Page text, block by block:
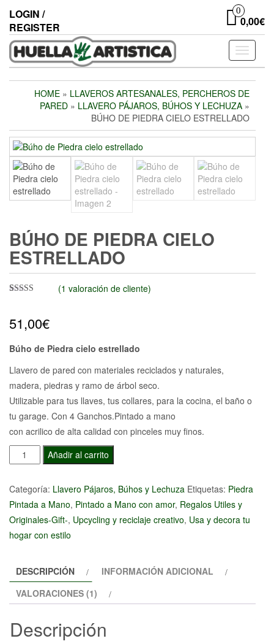
the
content
LOGIN /
REGISTER
0
0,00€
Toggle
HOME » LLAVEROS ARTESANALES, PERCHEROS DE
PARED » LLAVERO PÁJAROS, BÚHOS Y LECHUZA »
BÚHO DE PIEDRA CIELO ESTRELLADO
BÚHO DE PIEDRA CIELO
ESTRELLADO
base a
valoración
(1 valoración de cliente)
51,00€
Búho de Piedra cielo estrellado
Llavero de pared con materiales reciclados y naturales,
madera, piedras y ramo de árbol seco.
Utilizable para tus llaves, tus collares, para la cocina, el baño o
tu garage. Con 4 Ganchos.Pintado a mano
con acrilico de alta calidad con pinceles muy finos.
Búho
de
cielo
cantidad
Añadir al carrito
Categoría: Llavero Pájaros, Búhos y Lechuza Etiquetas: Piedra
Pintada a Mano, Pintado a Mano con amor, Regalos Utiles y
Originales-Gift-, Upcycling y reciclaje creativo, Usa y decora tu
hogar con estilo
DESCRIPCIÓN
INFORMACIÓN ADICIONAL
VALORACIONES (1)
Descripción